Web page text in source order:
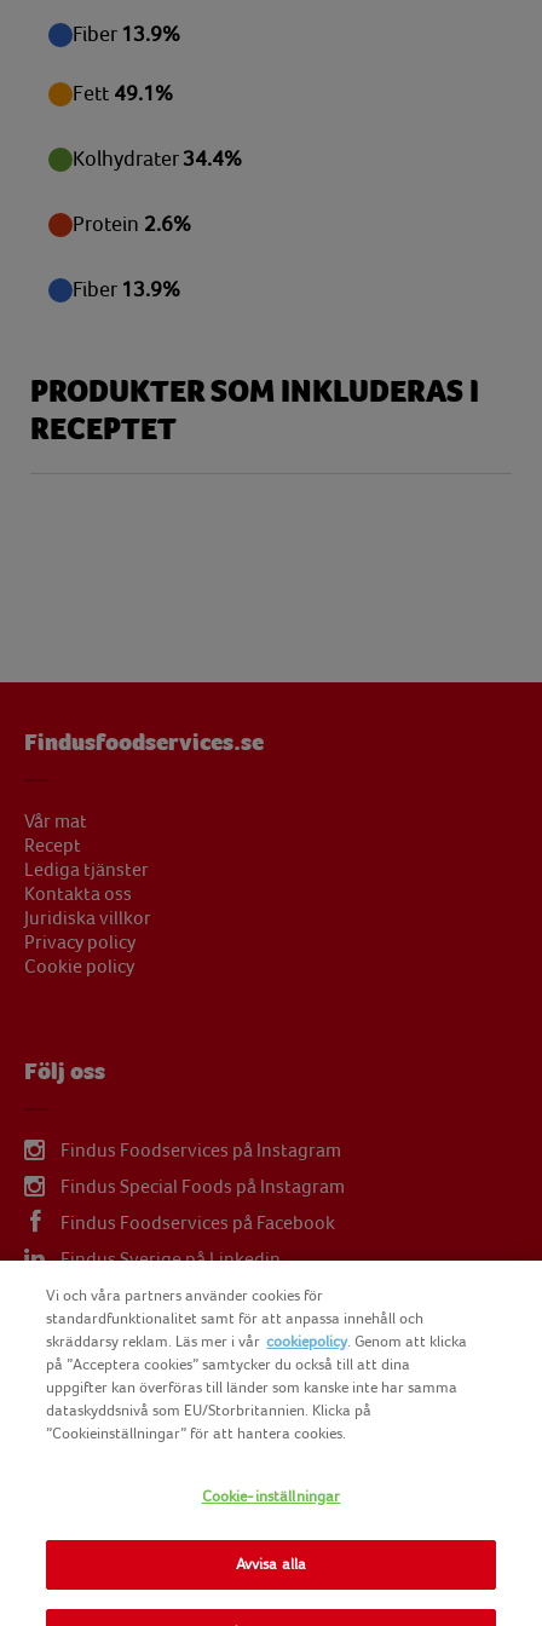
Zink
Fiber 13.9%
Fett 49.1%
Kolhydrater 34.4%
Protein 2.6%
Fiber 13.9%
PRODUKTER SOM INKLUDERAS I
RECEPTET
Findusfoodservices.se
Vår mat
Recept
Lediga tjänster
Kontakta oss
Juridiska villkor
Privacy policy
Cookie policy
Följ oss
Findus Foodservices på Instagram
Findus Special Foods på Instagram
Findus Foodservices på Facebook
Findus Sverige på Linkedin
Findus Sverige på Youtube
COPYRIGHT FINDUS SVERIGE AB 2025
FINDUS
NOMAD FOODS
Vi och våra partners använder cookies för
standardfunktionalitet samt för att anpassa innehåll och
skräddarsy reklam. Läs mer i vår cookiepolicy. Genom att klicka
på ”Acceptera cookies” samtycker du också till att dina
uppgifter kan överföras till länder som kanske inte har samma
dataskyddsnivå som EU/Storbritannien. Klicka på
”Cookieinställningar” för att hantera cookies.
Cookie-inställningar
Avvisa alla